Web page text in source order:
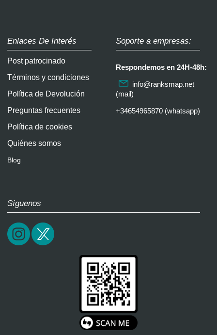
Enlaces De Interés
Post patrocinado
Términos y condiciones
Política de Devolución
Preguntas frecuentes
Política de cookies
Quiénes somos
Blog
Soporte a empresas:
Respondemos en 24H-48h:
info@ranksmap.net
(mail)
+34654965870 (whatsapp)
Síguenos